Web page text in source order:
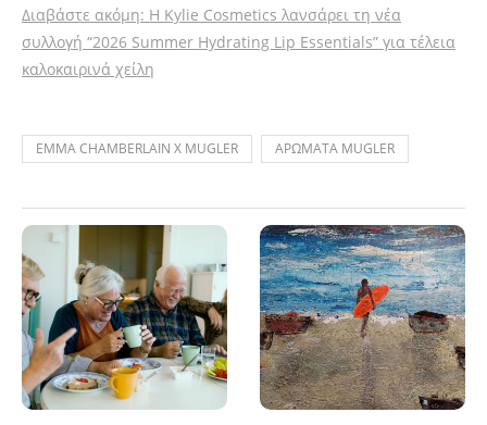
Διαβάστε ακόμη: Η Kylie Cosmetics λανσάρει τη νέα
συλλογή “2026 Summer Hydrating Lip Essentials” για τέλεια
καλοκαιρινά χείλη
EMMA CHAMBERLAIN X MUGLER ΑΡΩΜΑΤΑ MUGLER